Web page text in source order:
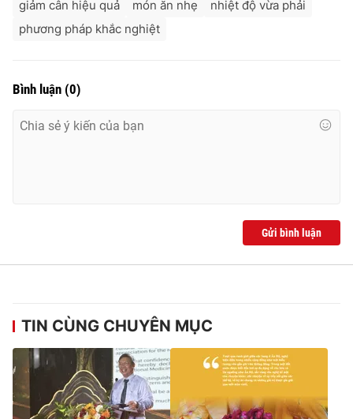
giảm cân hiệu quả
món ăn nhẹ
nhiệt độ vừa phải
phương pháp khắc nghiệt
Bình luận (0)
Gửi bình luận
TIN CÙNG CHUYÊN MỤC